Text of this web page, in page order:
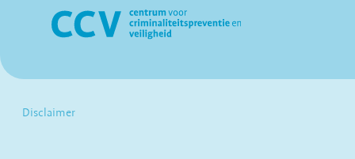
Disclaimer